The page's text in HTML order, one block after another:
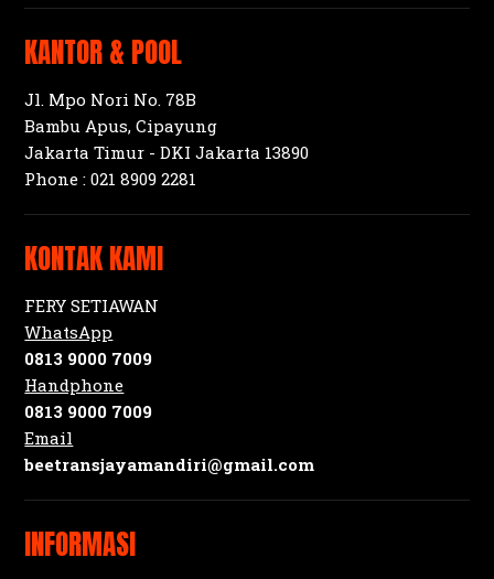
KANTOR & POOL
Jl. Mpo Nori No. 78B
Bambu Apus, Cipayung
Jakarta Timur - DKI Jakarta 13890
Phone :021 8909 2281
KONTAK KAMI
FERY SETIAWAN
WhatsApp
0813 9000 7009
Handphone
0813 9000 7009
Email
beetransjayamandiri@gmail.com
INFORMASI